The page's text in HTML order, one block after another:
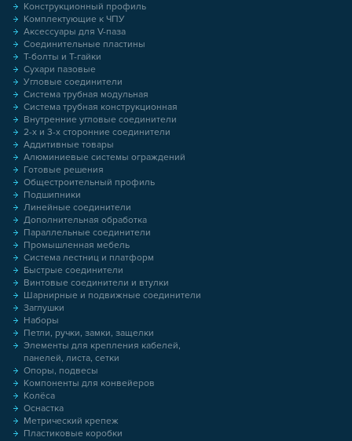
Конструкционный профиль
Комплектующие к ЧПУ
Аксессуары для V-паза
Соединительные пластины
Т-болты и Т-гайки
Сухари пазовые
Угловые соединители
Система трубная модульная
Система трубная конструкционная
Внутренние угловые соединители
2-х и 3-х сторонние соединители
Аддитивные товары
Алюминиевые системы ограждений
Готовые решения
Общестроительный профиль
Подшипники
Линейные соединители
Дополнительная обработка
Параллельные соединители
Промышленная мебель
Система лестниц и платформ
Быстрые соединители
Винтовые соединители и втулки
Шарнирные и подвижные соединители
Заглушки
Наборы
Петли, ручки, замки, защелки
Элементы для крепления кабелей,
панелей, листа, сетки
Опоры, подвесы
Компоненты для конвейеров
Колёса
Оснастка
Метрический крепеж
Пластиковые коробки